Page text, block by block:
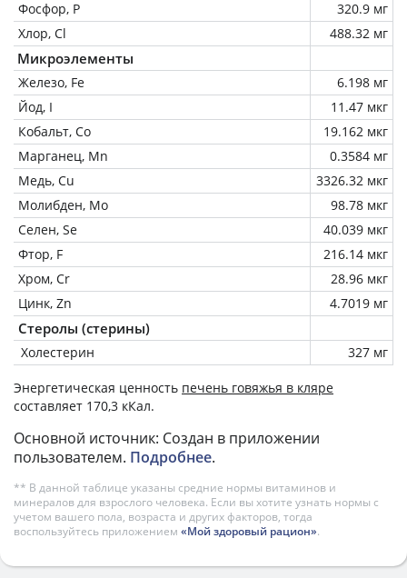
Фосфор, P
320.9 мг
Хлор, Cl
488.32 мг
Микроэлементы
Железо, Fe
6.198 мг
Йод, I
11.47 мкг
Кобальт, Co
19.162 мкг
Марганец, Mn
0.3584 мг
Медь, Cu
3326.32 мкг
Молибден, Mo
98.78 мкг
Селен, Se
40.039 мкг
Фтор, F
216.14 мкг
Хром, Cr
28.96 мкг
Цинк, Zn
4.7019 мг
Стеролы (стерины)
Холестерин 327 мг
Энергетическая ценность печень говяжья в кляре
составляет 170,3 кКал.
Основной источник: Создан в приложении
пользователем. Подробнее.
** В данной таблице указаны средние нормы витаминов и
минералов для взрослого человека. Если вы хотите узнать нормы с
учетом вашего пола, возраста и других факторов, тогда
воспользуйтесь приложением «Мой здоровый рацион».